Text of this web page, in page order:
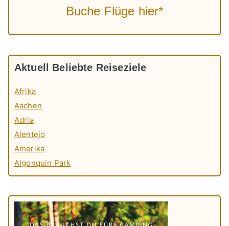
Buche Flüge hier*
Aktuell Beliebte Reiseziele
Afrika
Aachen
Adria
Alentejo
Amerika
Algonquin Park